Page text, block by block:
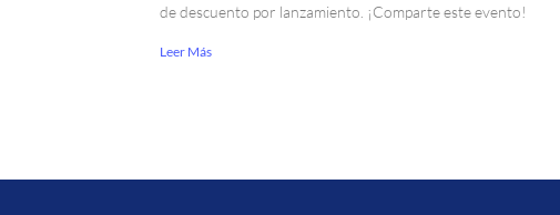
de descuento por lanzamiento. ¡Comparte este evento!
Leer Más